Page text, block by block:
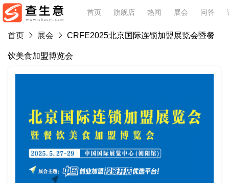
首页 旗舰店 热闻 展会 问答
首页 展会 CRFE2025北京国际连锁加盟展览会暨餐
饮美食加盟博览会